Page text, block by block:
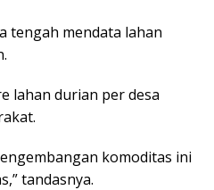
tengah mendata lahan
lahan durian per desa
komoditas ini
tandasnya.